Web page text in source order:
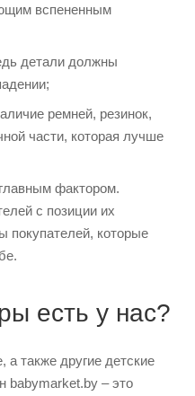
вспененным
детали должны
ремней, резинок,
части, которая лучше
фактором.
с позиции их
покупателей, которые
есть у нас?
также другие детские
babymarket.by – это